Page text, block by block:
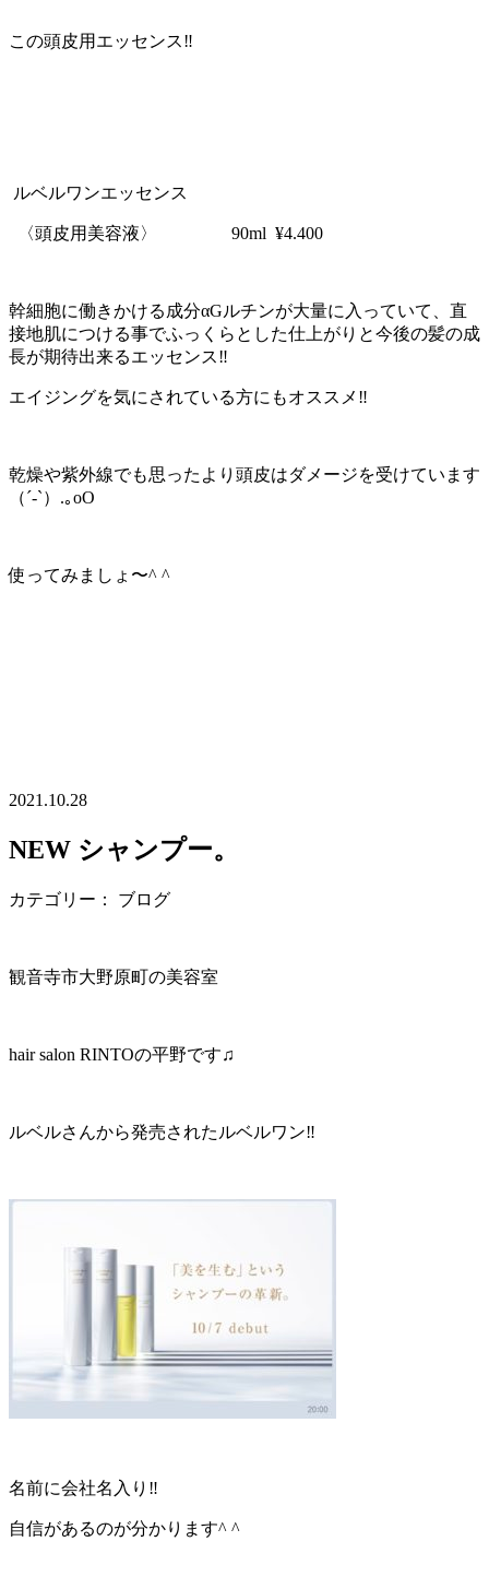
この頭皮用エッセンス‼︎
ルベルワンエッセンス
〈頭皮用美容液〉 90ml ¥4.400
幹細胞に働きかける成分αGルチンが大量に入っていて、直
接地肌につける事でふっくらとした仕上がりと今後の髪の成
長が期待出来るエッセンス‼︎
エイジングを気にされている方にもオススメ‼︎
乾燥や紫外線でも思ったより頭皮はダメージを受けています
（´-`）.｡oO
使ってみましょ〜^ ^
2021.10.28
NEW シャンプー。
カテゴリー： ブログ
観音寺市大野原町の美容室
hair salon RINTOの平野です♫
ルベルさんから発売されたルベルワン‼︎
名前に会社名入り‼︎
自信があるのが分かります^ ^